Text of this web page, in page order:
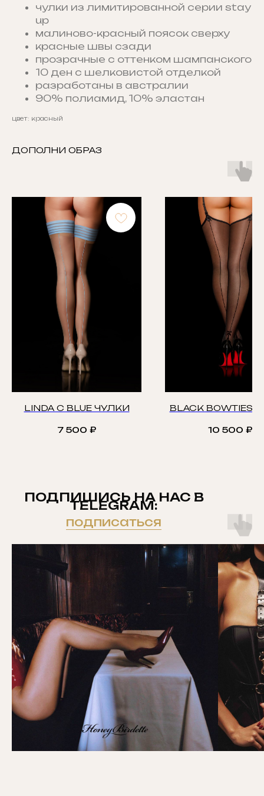
чулки из лимитированной серии stay
up
малиново-красный поясок сверху
красные швы сзади
прозрачные с оттенком шампанского
10 ден с шелковистой отделкой
разработаны в австралии
90% полиамид, 10% эластан
цвет: красный
ДОПОЛНИ ОБРАЗ
LINDA C BLUE ЧУЛКИ
7 500 ₽
BLACK BOWTIES
10 500 ₽
ПОДПИШИСЬ НА НАС В
TELEGRAM:
подписаться